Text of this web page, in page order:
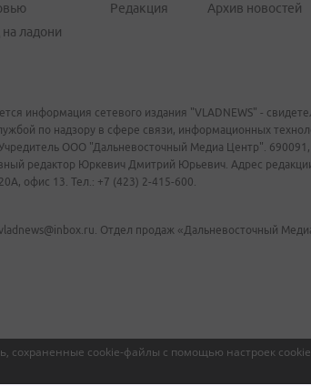
сохраненные cookie-файлы с помощью настроек
на ладони
Редакция
Архив новостей
информация сетевого издания "VLADNEWS" -
по надзору в сфере связи, информационных
ООО "Дальневосточный Медиа Центр". 690091,
редактор Юркевич Дмитрий Юрьевич. Адрес
офис 13. Тел.: +7 (423) 2-415-600.
Отдел продаж «Дальневосточный